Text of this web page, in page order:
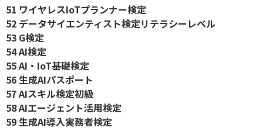
51 ワイヤレスIoTプランナー検定
52 データサイエンティスト検定リテラシーレベル
53 G検定
54 AI検定
55 AI・IoT基礎検定
56 生成AIパスポート
57 AIスキル検定初級
58 AIエージェント活用検定
59 生成AI導入実務者検定